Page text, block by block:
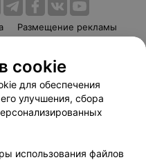
Размещение рекламы
Способы оплаты
103.by
cookie
для обеспечения
улучшения, сбора
использования файлов